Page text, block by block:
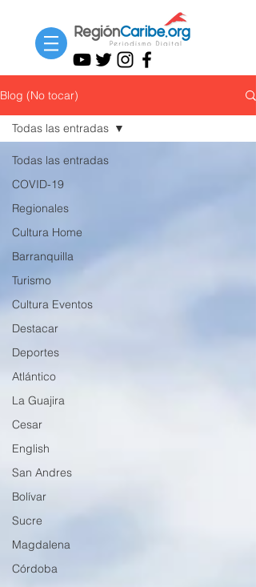
Blog (No tocar)
Todas las entradas
COVID-19
Regionales
Cultura Home
Barranquilla
Turismo
Cultura Eventos
Destacar
Deportes
Atlántico
La Guajira
Cesar
English
San Andres
Bolívar
Sucre
Magdalena
Córdoba
Todas las entradas